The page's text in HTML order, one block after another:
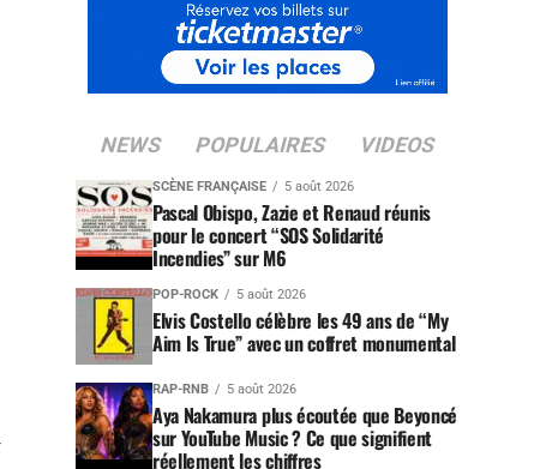
NEWS POPULAIRES VIDEOS
SCÈNE FRANÇAISE 5 août 2026
Pascal Obispo, Zazie et Renaud réunis
pour le concert “SOS Solidarité
Incendies” sur M6
POP-ROCK 5 août 2026
Elvis Costello célèbre les 49 ans de “My
Aim Is True” avec un coffret monumental
RAP-RNB 5 août 2026
Aya Nakamura plus écoutée que Beyoncé
sur YouTube Music ? Ce que signifient
réellement les chiffres